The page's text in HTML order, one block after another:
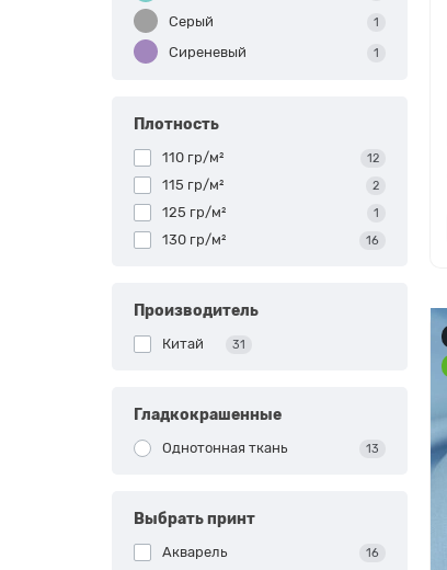
Серый 1
Сиреневый 1
Плотность
110 гр/м² 12
115 гр/м² 2
125 гр/м² 1
130 гр/м² 16
Производитель
Китай 31
Гладкокрашенные
Однотонная ткань 13
Выбрать принт
Акварель 16